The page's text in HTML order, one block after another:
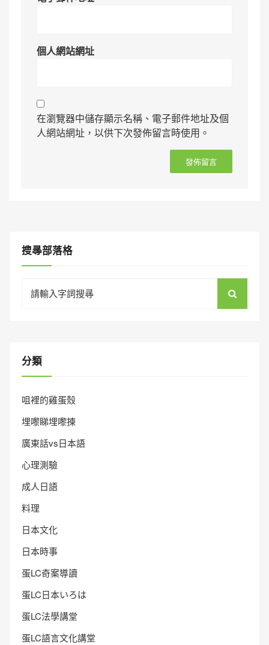
個人網站網址
在瀏覽器中儲存顯示名稱、電子郵件地址及個
人網站網址，以供下次發佈留言時使用。
搜㝷部落格
for:
分類
咀裡的雞蛋殼
埋嚟睇埋嚟揀
廣東話vs日本語
心理測驗
成人日語
料理
日本文化
日本時事
蛋LC奇案導讀
蛋LC日本いろは
蛋LC法學講堂
蛋LC語言文化講堂